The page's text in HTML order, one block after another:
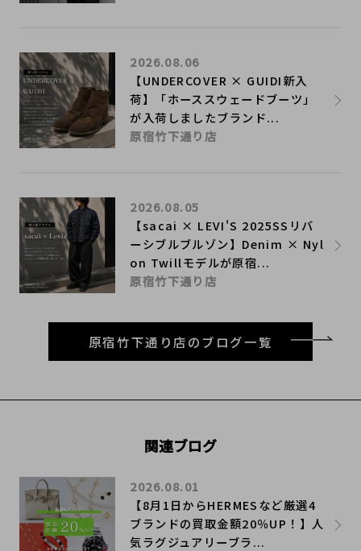
【UNDERCOVER × GUIDI新入
荷】「ホーススウェードブーツ」
が入荷しましたブランド...
2026.08.06
原宿竹下通り店
【sacai × LEVI'S 2025SSリバ
ーシブルブルゾン】Denim × Nyl
on Twillモデルが原宿...
2026.08.05
原宿竹下通り店
原宿竹下通り店のブログ一覧
関連ブログ
【8月1日からHERMESなど厳選4
ブランドの買取金額20％UP！】人
気ラグジュアリーブラ...
2026.08.01